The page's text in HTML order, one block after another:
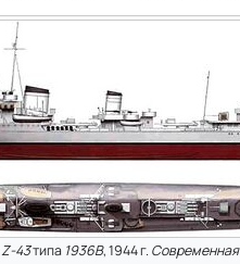
Z-43типа 1936B, 1944 г. Современная